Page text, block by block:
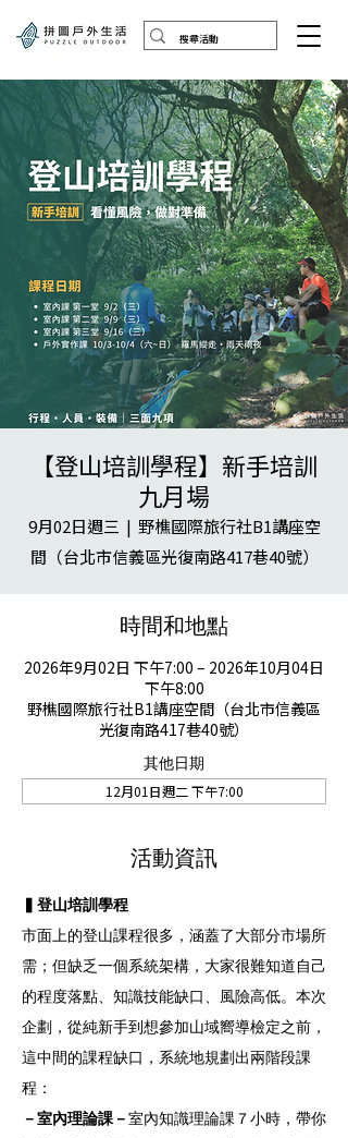
【登山培訓學程】新手培訓
九月場
9月02日週三
  |
野樵國際旅行社B1講座空
間（台北市信義區光復南路417巷40號）
時間和地點
2026年9月02日 下午7:00 – 2026年10月04日
下午8:00
野樵國際旅行社B1講座空間（台北市信義區
光復南路417巷40號）
其他日期
12月01日週二 下午7:00
活動資訊
▍登山培訓學程
市面上的登山課程很多，涵蓋了大部分市場所
需；但缺乏一個系統架構，大家很難知道自己
的程度落點、知識技能缺口、風險高低。本次
企劃，從純新手到想參加山域嚮導檢定之前，
這中間的課程缺口，系統地規劃出兩階段課
程：
－室內理論課－室內知識理論課７小時，帶你